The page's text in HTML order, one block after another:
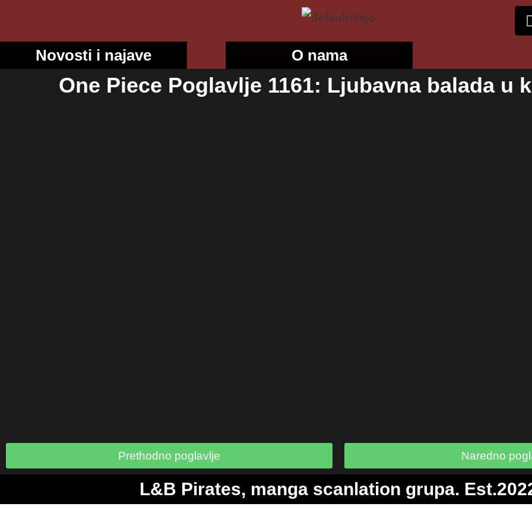
Novosti i najave O nama
One Piece Poglavlje 1161: Ljubavna balada u
Prethodno poglavlje Naredno
L&B Pirates, manga scanlation grupa.